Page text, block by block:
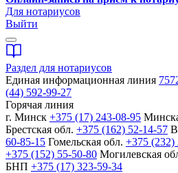
Для нотариусов
Выйти
Раздел для нотариусов
Единая информационная линия
(44) 592-99-27
Горячая линия
г. Минск +375 (17) 243-08-95
Брестская обл. +375 (162) 52-14-57
60-85-15 Гомельская обл. +375 (232)
+375 (152) 55-50-80 Могилевская
БНП +375 (17) 323-59-34